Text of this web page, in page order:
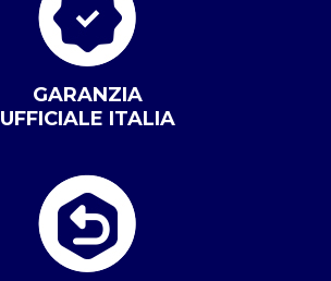
GARANZIA
UFFICIALE ITALIA